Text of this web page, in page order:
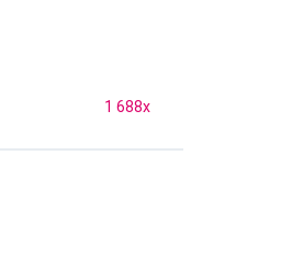
1 688x